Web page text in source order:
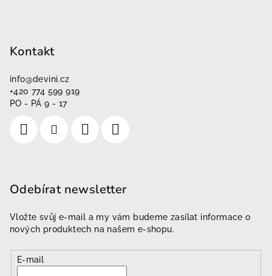
Kontakt
info@devini.cz
+420 774 599 919
PO - PÁ 9 - 17
Odebírat newsletter
Vložte svůj e-mail a my vám budeme zasílat informace o
nových produktech na našem e-shopu.
E-mail